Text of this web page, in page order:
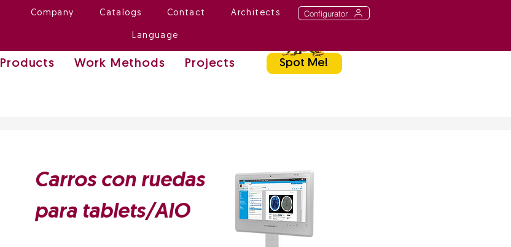
Products Work Methods Projects Spot Me!
Company Catalogs Contact Architects
Language
Configurator
Carros con ruedas
para tablets/AIO